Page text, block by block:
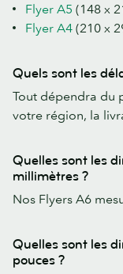
Flyer A5 (148 x
Flyer A4 (210 x
Quels sont les
Tout dépendra du
votre région, la
Quelles sont les
millimètres ?
Nos Flyers A6
Quelles sont les
pouces ?